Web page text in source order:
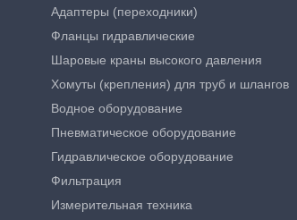
Адаптеры (переходники)
Фланцы гидравлические
Шаровые краны высокого давления
Хомуты (крепления) для труб и шлангов
Водное оборудование
Пневматическое оборудование
Гидравлическое оборудование
Фильтрация
Измерительная техника